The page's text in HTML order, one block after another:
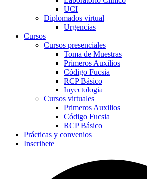
UCI
Diplomados virtual
Urgencias
Cursos
Cursos presenciales
Toma de Muestras
Primeros Auxilios
Código Fucsia
RCP Básico
Inyectologia
Cursos virtuales
Primeros Auxilios
Código Fucsia
RCP Básico
Prácticas y convenios
Inscribete